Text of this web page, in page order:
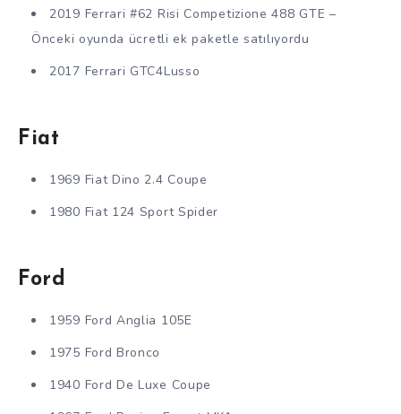
2019 Ferrari #62 Risi Competizione 488 GTE –
Önceki oyunda ücretli ek paketle satılıyordu
2017 Ferrari GTC4Lusso
Fiat
1969 Fiat Dino 2.4 Coupe
1980 Fiat 124 Sport Spider
Ford
1959 Ford Anglia 105E
1975 Ford Bronco
1940 Ford De Luxe Coupe